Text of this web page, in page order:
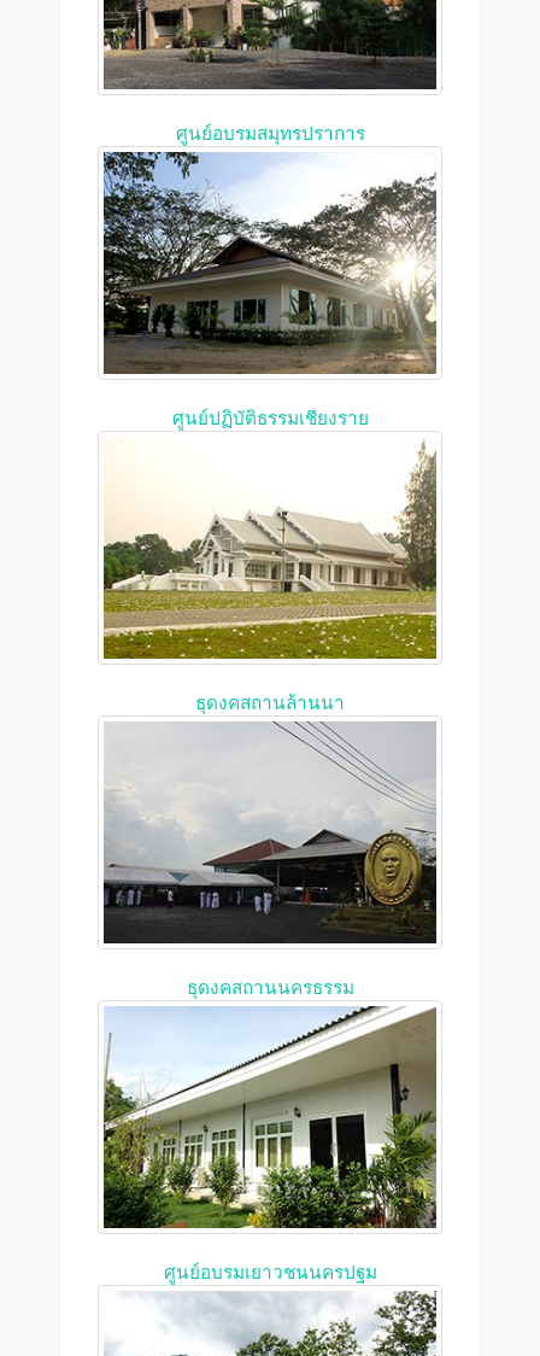
ศูนย์อบรมสมุทรปราการ
ศูนย์ปฏิบัติธรรมเชียงราย
ธุดงคสถานล้านนา
ธุดงคสถานนครธรรม
ศูนย์อบรมเยาวชนนครปฐม